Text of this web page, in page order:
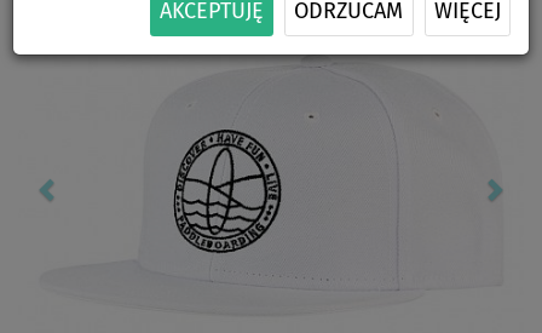
AKCEPTUJĘ ODRZUCAM WIĘCEJ